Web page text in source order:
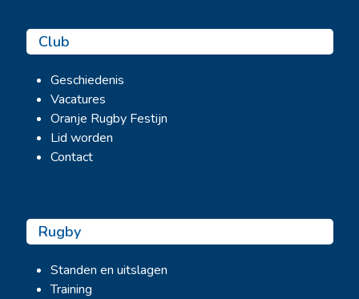
Club
Geschiedenis
Vacatures
Oranje Rugby Festijn
Lid worden
Contact
Rugby
Standen en uitslagen
Training